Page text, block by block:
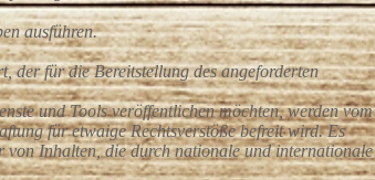
ausführen.
der für die Bereitstellung des angeforderten
und Tools veröffentlichen möchten, werden vom
für etwaige Rechtsverstöße befreit wird. Es
von Inhalten, die durch nationale und internationale